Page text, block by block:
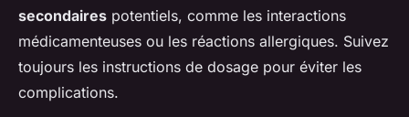
secondaires potentiels, comme les interactions
médicamenteuses ou les réactions allergiques. Suivez
toujours les instructions de dosage pour éviter les
complications.